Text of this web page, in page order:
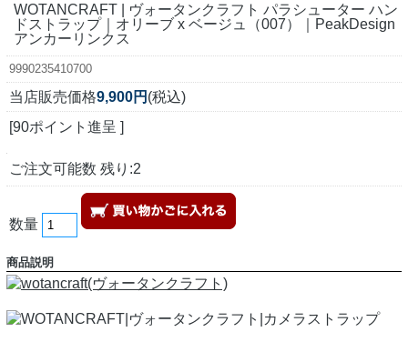
WOTANCRAFT | ヴォータンクラフト パラシューター ハン
ドストラップ｜オリーブ x ベージュ（007）｜PeakDesign
アンカーリンクス
9990235410700
当店販売価格9,900円 (税込)
[90ポイント進呈 ]
ご注文可能数 残り:2
数量
商品説明